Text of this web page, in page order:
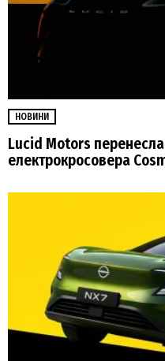
НОВИНИ
Lucid Motors перенесла
електрокросовера